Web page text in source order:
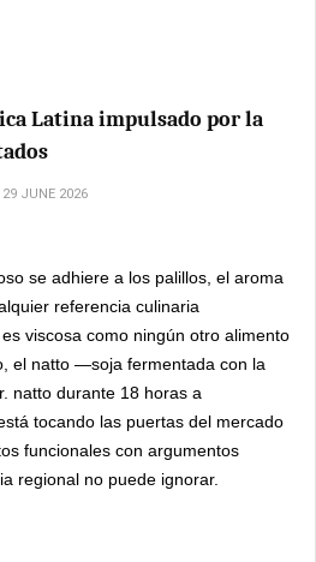
Latina impulsado por la
29 JUNE 2026
se adhiere a los palillos, el aroma
referencia culinaria
viscosa como ningún otro alimento
el natto —soja fermentada con la
natto durante 18 horas a
tocando las puertas del mercado
funcionales con argumentos
regional no puede ignorar.